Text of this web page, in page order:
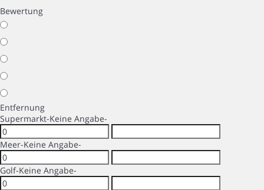
Bewertung
Entfernung
Supermarkt-Keine Angabe-
Meer-Keine Angabe-
Golf-Keine Angabe-